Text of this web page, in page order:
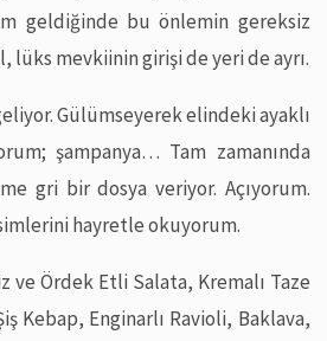
geldiğinde bu önlemin gereksiz
lüks mevkiinin girişi de yeri de ayrı.
Gülümseyerek elindeki ayaklı
şampanya… Tam zamanında
gri bir dosya veriyor. Açıyorum.
hayretle okuyorum.
Ördek Etli Salata, Kremalı Taze
Kebap, Enginarlı Ravioli, Baklava,